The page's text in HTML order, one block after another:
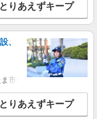
とりあえずキープ
、
市岩槻区・久喜市・蓮田
とりあえずキープ